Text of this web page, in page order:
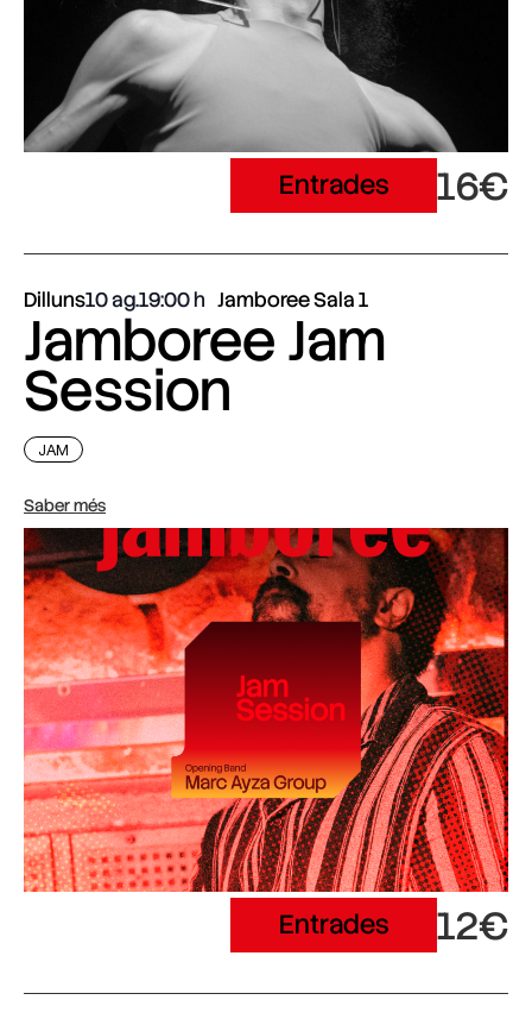
Entrades 16€
Dilluns10 ag.19:00 Jamboree Sala 1
Jamboree Jam
Session
JAM
Saber més
Entrades 12€